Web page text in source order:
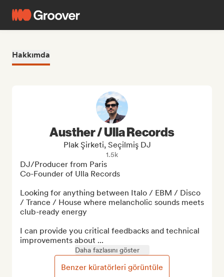
Hakkımda
Austher / Ulla Records
Plak Şirketi, Seçilmiş DJ
1.5k
DJ/Producer from Paris
Co-Founder of Ulla Records
Looking for anything between Italo / EBM / Disco
/ Trance / House where melancholic sounds meets
club-ready energy
I can provide you critical feedbacks and technical
improvements about ...
Daha fazlasını göster
Benzer küratörleri görüntüle